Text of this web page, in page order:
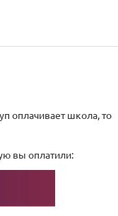
оплачивает школа, то
вы оплатили: